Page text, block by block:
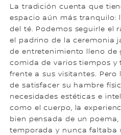
La tradición cuenta que
espacio aún más tranquilo:
del té. Podemos seguirle el
el padrino de la ceremonia
de entretenimiento lleno de
comida de varios tiempos y
frente a sus visitantes.
de satisfacer su hambre
necesidades estéticas e
como el cuerpo, la
bien pensada de un
temporada y nunca faltaba